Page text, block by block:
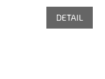
DETAIL